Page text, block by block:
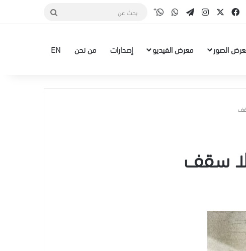
فيسبوك انستقرام
تيلقرامواتسابقناة الواتس أب
بحث
الصور معرض الفيديو إصدارات من نحن EN
سقف